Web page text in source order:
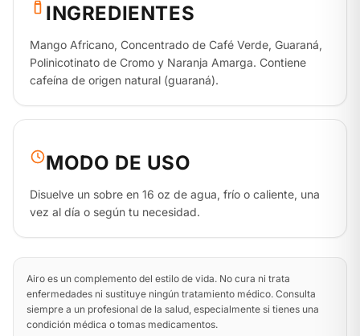
INGREDIENTES
Mango Africano, Concentrado de Café Verde, Guaraná,
Polinicotinato de Cromo y Naranja Amarga. Contiene
cafeína de origen natural (guaraná).
MODO DE USO
Disuelve un sobre en 16 oz de agua, frío o caliente, una
vez al día o según tu necesidad.
Airo es un complemento del estilo de vida. No cura ni trata
enfermedades ni sustituye ningún tratamiento médico. Consulta
siempre a un profesional de la salud, especialmente si tienes una
condición médica o tomas medicamentos.